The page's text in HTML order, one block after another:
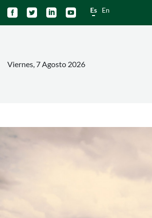
    Es En
Viernes, 7 Agosto 2026